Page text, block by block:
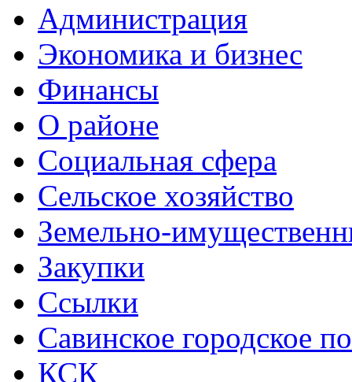
Администрация
Экономика и бизнес
Финансы
О районе
Социальная сфера
Сельское хозяйство
Земельно-
Закупки
Ссылки
Савинское городское
КСК